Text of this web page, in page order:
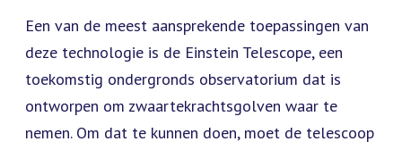
Een van de meest aansprekende toepassingen van
deze technologie is de Einstein Telescope, een
toekomstig ondergronds observatorium dat is
ontworpen om zwaartekrachtsgolven waar te
nemen. Om dat te kunnen doen, moet de telescoop